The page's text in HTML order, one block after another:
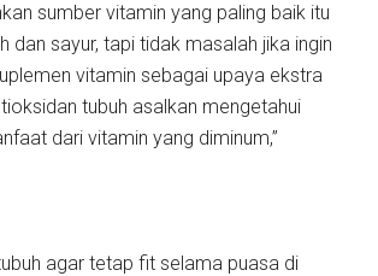
sumber vitamin yang paling baik itu
dan sayur, tapi tidak masalah jika ingin
vitamin sebagai upaya ekstra
tubuh asalkan mengetahui
dari vitamin yang diminum,”
agar tetap fit selama puasa di